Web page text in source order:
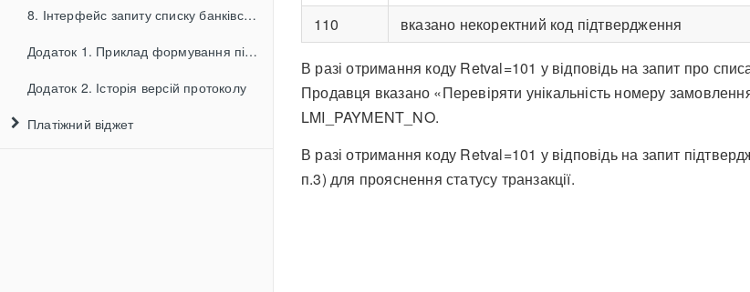
8. Інтерфейс запиту списку банківських платежів
Додаток 1. Приклад формування підпису для XML-інтерфейсів
Додаток 2. Історія версій протоколу
Платіжний віджет
110
вказано некоректний код підтвердження
В разі отримання коду Retval=101 у відповідь на запит про
Продавця вказано «Перевіряти унікальність номеру
LMI_PAYMENT_NO.
В разі отримання коду Retval=101 у відповідь на запит
п.3) для прояснення статусу транзакції.